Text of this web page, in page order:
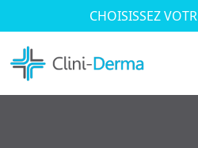
CHOISISSEZ